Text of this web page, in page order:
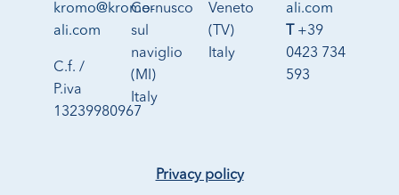
kromo@kromo-
ali.com
C.f. /
P.iva
13239980967
Cernusco
sul
naviglio
(MI)
Italy
Veneto
(TV)
Italy
ali.com
+39
0423 734
593
Privacy policy